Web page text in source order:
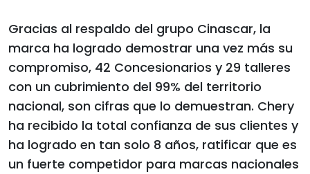
Gracias al respaldo del grupo Cinascar, la
marca ha logrado demostrar una vez más su
compromiso, 42 Concesionarios y 29 talleres
con un cubrimiento del 99% del territorio
nacional, son cifras que lo demuestran. Chery
ha recibido la total confianza de sus clientes y
ha logrado en tan solo 8 años, ratificar que es
un fuerte competidor para marcas nacionales